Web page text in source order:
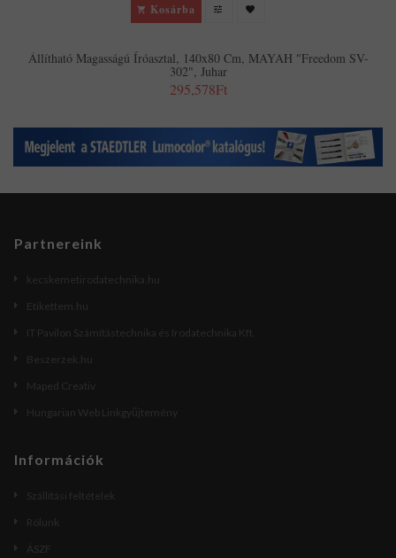
Kosárba
Állítható Magasságú Íróasztal, 140x80 Cm, MAYAH "Freedom SV-
302", Juhar
295,578Ft
Partnereink
kecskemetirodatechnika.hu
Etikettem.hu
IT Pavilon Számítástechnika és Irodatechnika Kft.
Beszerzek.hu
Maped Creativ
Hungarian Web Linkgyűjtemény
Információk
Szállítási feltételek
Rólunk
ÁSZF